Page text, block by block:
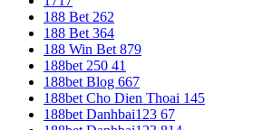
188 Bet 262
188 Bet 364
188 Win Bet 879
188bet 250 41
188bet Blog 667
188bet Cho Dien Thoai 145
188bet Danhbai123 67